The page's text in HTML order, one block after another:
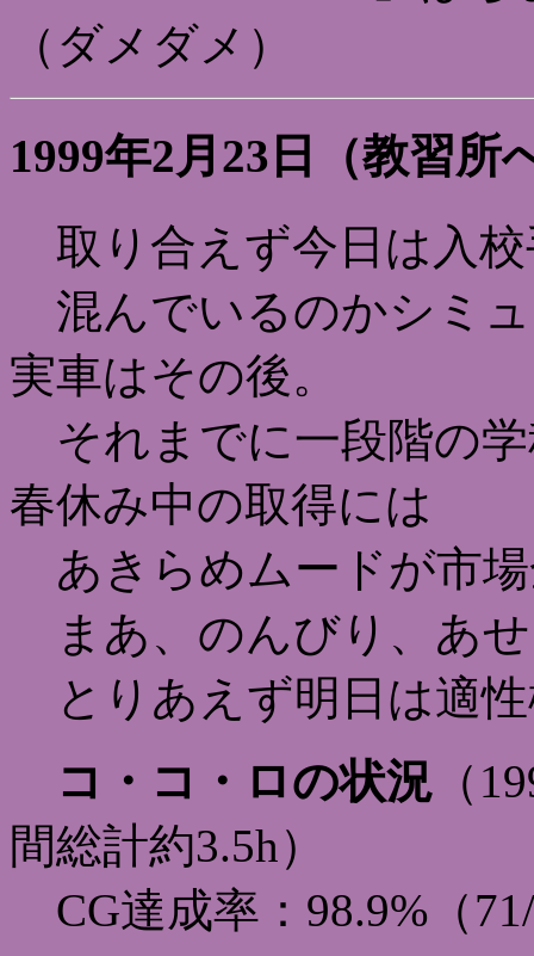
（ダメダメ）
1999年2月23日（教習所
取り合えず今日は入
混んでいるのかシミ
実車はその後。
それまでに一段階の
春休み中の取得には
あきらめムードが市
まあ、のんびり、あ
とりあえず明日は適
コ・コ・ロの状況 （
間総計約3.5h）
CG達成率：98.9%（